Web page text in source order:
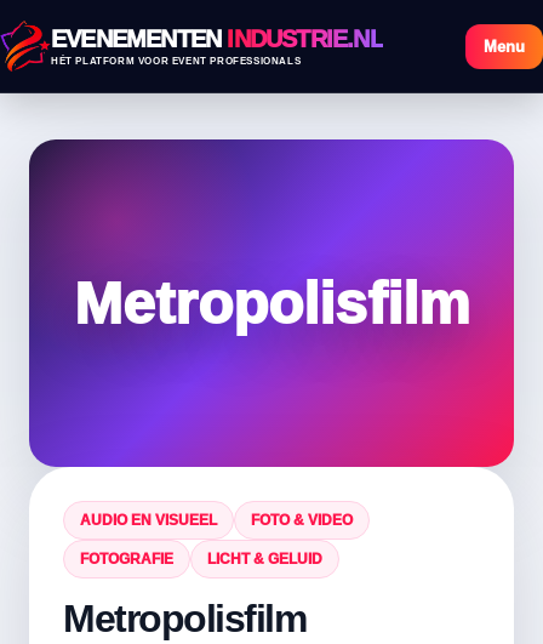
EVENEMENTEN INDUSTRIE.NL
HÉT PLATFORM VOOR EVENT PROFESSIONALS
Menu
Metropolisfilm
AUDIO EN VISUEEL FOTO & VIDEO
FOTOGRAFIE LICHT & GELUID
Metropolisfilm